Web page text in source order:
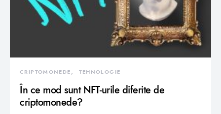
CRIPTOMONEDE TEHNOLOGIE
În ce mod sunt NFT-urile diferite de
criptomonede?